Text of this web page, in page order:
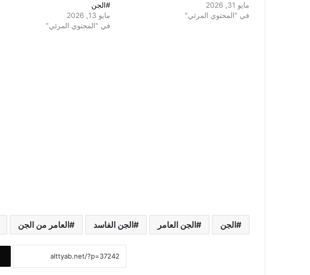
ي
مايو 31, 2026
في "المحتوي المرئي"
#الجن
مايو 13, 2026
في "المحتوي المرئي"
الجن الجن العامر الجن الفاسد العامر من الجن